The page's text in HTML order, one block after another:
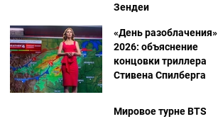
Зендеи
«День разоблачения»
2026: объяснение
концовки триллера
Стивена Спилберга
Мировое турне BTS